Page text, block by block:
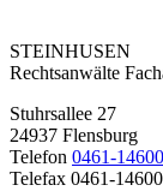
STEINHUSEN
Rechtsanwälte
Stuhrsallee 27
24937 Flensburg
Telefon 0461-
Telefax 0461-